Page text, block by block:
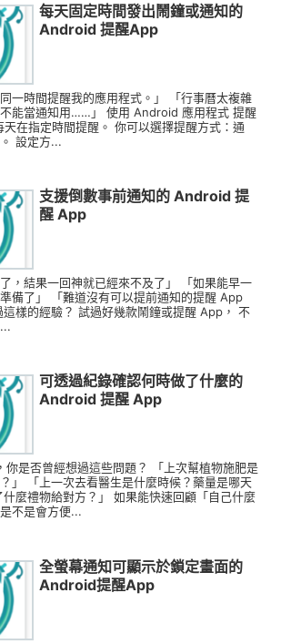
每天固定時間發出鬧鐘或通知的
Android 提醒App
同一時間提醒我的應用程式。」 「行事曆太複雜
能當通知用……」 使用 Android 應用程式 提醒
天在指定時間提醒。 你可以選擇提醒方式：通
設定方...
支援倒數事前通知的 Android 提
醒 App
了，結果一回神就已經來不及了」 「如果能早一
備了」 「難道沒有可以提前通知的提醒 App
這樣的經驗？ 試過好幾款鬧鐘或提醒 App， 不
可透過紀錄確認何時做了什麼的
Android 提醒 App
你是否曾經想過這些問題？ 「上次幫植物施肥是
」 「上一次去看醫生是什麼時候？藥量是哪天
麼禮物給對方？」 如果能快速回顧「自己什麼
不是會方便...
全螢幕通知可顯示於鎖定畫面的
Android提醒App